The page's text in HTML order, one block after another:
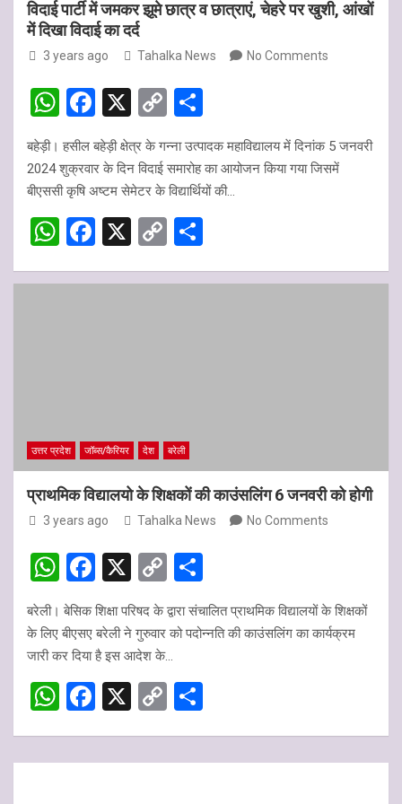
विदाई पार्टी में जमकर झूमे छात्र व छात्राएं, चेहरे पर खुशी, आंखों
में दिखा विदाई का दर्द
3 years ago Tahalka News No Comments
W
at
s
A
p
p
F
a
ce
b
o
o
k
X
C
py
Li
n
k
ar
e
बहेड़ी। हसील बहेड़ी क्षेत्र के गन्ना उत्पादक महाविद्यालय में दिनांक 5 जनवरी
2024 शुक्रवार के दिन विदाई समारोह का आयोजन किया गया जिसमें
बीएससी कृषि अष्टम सेमेटर के विद्यार्थियों की…
W
at
F
ce
X
C
py ar
उत्तर प्रदेश जॉब्स/कैरियर देश बरेली
प्राथमिक विद्यालयो के शिक्षकों की काउंसलिंग 6 जनवरी को होगी
3 years ago Tahalka News No Comments
W
h
at
s
A
p
p
F
a
ce
b
o
o
k
X
C
py
Li
n
k
h
ar
बरेली। बेसिक शिक्षा परिषद के द्वारा संचालित प्राथमिक विद्यालयों के शिक्षकों
के लिए बीएसए बरेली ने गुरुवार को पदोन्नति की काउंसलिंग का कार्यक्रम
जारी कर दिया है इस आदेश के…
W
at
F
ce
X
C
py ar